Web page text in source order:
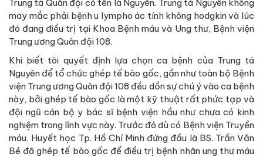
Trung tá Quân đội có tên là Nguyên. Trung tá Nguyên không
may mắc phải bệnh u lympho ác tính không hodgkin và lúc
đó đang điều trị tại Khoa Bệnh máu và Ung thư, Bệnh viện
Trung ương Quân đội 108.
Khi biết tôi quyết định lựa chọn ca bệnh của Trung tá
Nguyên để tổ chức ghép tế bào gốc, gần như toàn bộ Bệnh
viện Trung ương Quân đội 108 đều dồn sự chú ý vào ca bệnh
này, bởi ghép tế bào gốc là một kỹ thuật rất phức tạp và
đội ngũ cán bộ y bác sĩ bệnh viện hầu như chưa có kinh
nghiệm trong lĩnh vực này. Trước đó dù có Bệnh viện Truyền
máu, Huyết học Tp. Hồ Chí Minh đứng đầu là BS. Trần Văn
Bé đã ghép tế bào gốc để điều trị bệnh nhân ung thư máu